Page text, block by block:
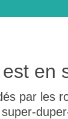
est en
par les